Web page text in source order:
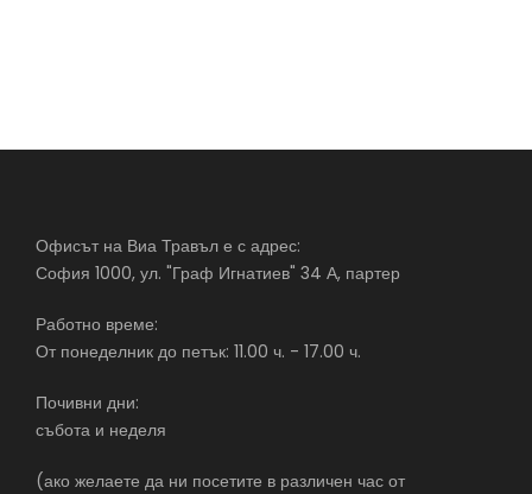
Офисът на Виа Травъл е с адрес:
София 1000, ул. "Граф Игнатиев" 34 А, партер
Работно време:
От понеделник до петък: 11.00 ч. - 17.00 ч.
Почивни дни:
събота и неделя
(ако желаете да ни посетите в различен час от